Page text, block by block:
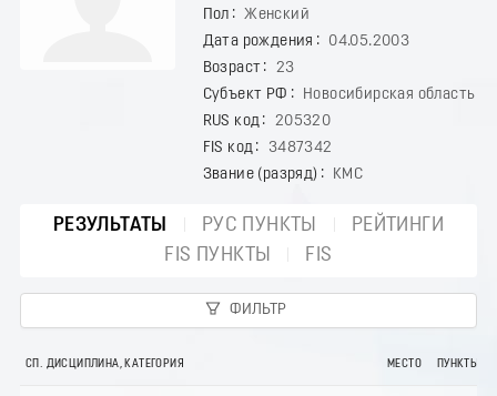
Пол
Женский
Дата рождения
04.05.2003
Возраст
23
Субъект РФ
Новосибирская область
RUS код
205320
FIS код
3487342
Звание (разряд)
КМС
РЕЗУЛЬТАТЫ РУС ПУНКТЫ
РЕЙТИНГИ
FIS ПУНКТЫ
FIS
ФИЛЬТР
СП. ДИСЦИПЛИНА, КАТЕГОРИЯ МЕСТО ПУНКТЫ